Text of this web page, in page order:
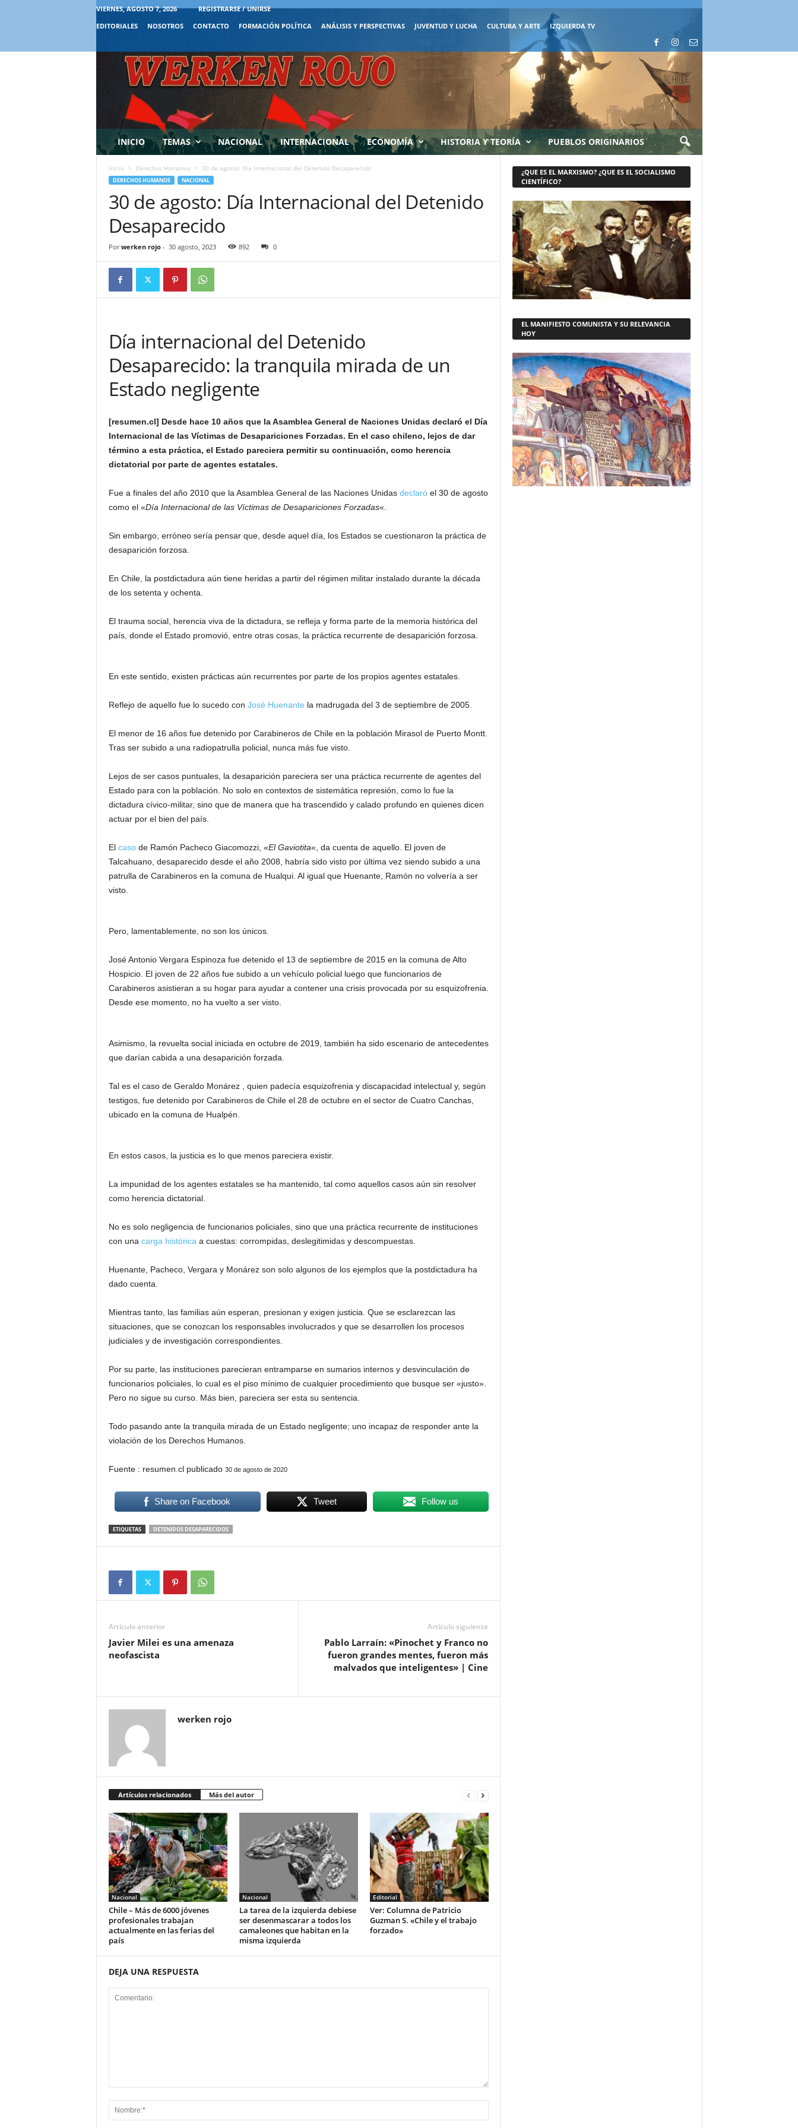
VIERNES, AGOSTO 7, 2026
REGISTRARSE / UNIRSE
EDITORIALES
NOSOTROS CONTACTO FORMACIÓN POLÍTICA ANÁLISIS Y PERSPECTIVAS JUVENTUD Y LUCHA CULTURA Y ARTE IZQUIERDA TV
INICIO TEMAS NACIONAL INTERNACIONAL ECONOMÍA HISTORIA Y TEORÍA PUEBLOS ORIGINARIOS
Inicio Derechos Humanos 30 de agosto: Día Internacional del Detenido Desaparecido
DERECHOS HUMANOS NACIONAL
30 de agosto: Día Internacional del Detenido
Desaparecido
Por werken rojo- 30 agosto, 2023 892 0
Día internacional del Detenido
Desaparecido: la tranquila mirada de un
Estado negligente
[resumen.cl] Desde hace 10 años que la Asamblea General de Naciones Unidas declaró el Día
Internacional de las Víctimas de Desapariciones Forzadas. En el caso chileno, lejos de dar
término a esta práctica, el Estado pareciera permitir su continuación, como herencia
dictatorial por parte de agentes estatales.
Fue a finales del año 2010 que la Asamblea General de las Naciones Unidas declaróel 30 de agosto
como el «Día Internacional de las Víctimas de Desapariciones Forzadas«.
Sin embargo, erróneo sería pensar que, desde aquel día, los Estados se cuestionaron la práctica de
desaparición forzosa.
En Chile, la postdictadura aún tiene heridas a partir del régimen militar instalado durante la década
de los setenta y ochenta.
El trauma social, herencia viva de la dictadura, se refleja y forma parte de la memoria histórica del
país, donde el Estado promovió, entre otras cosas, la práctica recurrente de desaparición forzosa.
En este sentido, existen prácticas aún recurrentes por parte de los propios agentes estatales.
Reflejo de aquello fue lo sucedo con José Huenante la madrugada del 3 de septiembre de 2005.
El menor de 16 años fue detenido por Carabineros de Chile en la población Mirasol de Puerto Montt.
Tras ser subido a una radiopatrulla policial, nunca más fue visto.
Lejos de ser casos puntuales, la desaparición pareciera ser una práctica recurrente de agentes del
Estado para con la población. No solo en contextos de sistemática represión, como lo fue la
dictadura cívico-militar, sino que de manera que ha trascendido y calado profundo en quienes dicen
actuar por el bien del país.
El casode Ramón Pacheco Giacomozzi, «El Gaviotita«, da cuenta de aquello. El joven de
Talcahuano, desaparecido desde el año 2008, habría sido visto por última vez siendo subido a una
patrulla de Carabineros en la comuna de Hualqui. Al igual que Huenante, Ramón no volvería a ser
visto.
Pero, lamentablemente, no son los únicos.
José Antonio Vergara Espinoza fue detenido el 13 de septiembre de 2015 en la comuna de Alto
Hospicio. El joven de 22 años fue subido a un vehículo policial luego que funcionarios de
Carabineros asistieran a su hogar para ayudar a contener una crisis provocada por su esquizofrenia.
Desde ese momento, no ha vuelto a ser visto.
Asimismo, la revuelta social iniciada en octubre de 2019, también ha sido escenario de antecedentes
que darían cabida a una desaparición forzada.
Tal es el caso de Geraldo Monárez , quien padecía esquizofrenia y discapacidad intelectual y, según
testigos, fue detenido por Carabineros de Chile el 28 de octubre en el sector de Cuatro Canchas,
ubicado en la comuna de Hualpén.
En estos casos, la justicia es lo que menos pareciera existir.
La impunidad de los agentes estatales se ha mantenido, tal como aquellos casos aún sin resolver
como herencia dictatorial.
No es solo negligencia de funcionarios policiales, sino que una práctica recurrente de instituciones
con una carga histórica a cuestas: corrompidas, deslegitimidas y descompuestas.
Huenante, Pacheco, Vergara y Monárez son solo algunos de los ejemplos que la postdictadura ha
dado cuenta.
Mientras tanto, las familias aún esperan, presionan y exigen justicia. Que se esclarezcan las
situaciones, que se conozcan los responsables involucrados y que se desarrollen los procesos
judiciales y de investigación correspondientes.
Por su parte, las instituciones parecieran entramparse en sumarios internos y desvinculación de
funcionarios policiales, lo cual es el piso mínimo de cualquier procedimiento que busque ser «justo».
Pero no sigue su curso. Más bien, pareciera ser esta su sentencia.
Todo pasando ante la tranquila mirada de un Estado negligente; uno incapaz de responder ante la
violación de los Derechos Humanos.
Fuente : resumen.cl publicado 30 de agosto de 2020
Share on Facebook Tweet Follow us
ETIQUETAS DETENIDOS DESAPARECIDOS
Artículo anterior
Javier Milei es una amenaza
neofascista
Artículo siguiente
Pablo Larraín: «Pinochet y Franco no
fueron grandes mentes, fueron más
malvados que inteligentes» | Cine
werken rojo
Artículos relacionados Más del autor
Nacional
Chile – Más de 6000 jóvenes
profesionales trabajan
actualmente en las ferias del
país
Nacional
La tarea de la izquierda debiese
ser desenmascarar a todos los
camaleones que habitan en la
misma izquierda
Editorial
Ver: Columna de Patricio
Guzman S. «Chile y el trabajo
forzado»
DEJA UNA RESPUESTA
¿QUE ES EL MARXISMO? ¿QUE ES EL SOCIALISMO
CIENTÍFICO?
EL MANIFIESTO COMUNISTA Y SU RELEVANCIA
HOY